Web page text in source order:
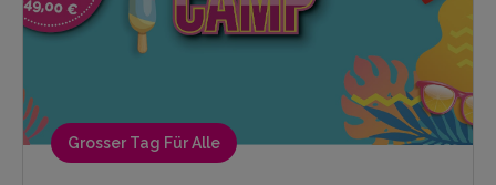
Grosser Tag Für Alle